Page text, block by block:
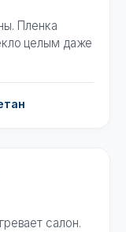
Пленка
целым даже
салон.